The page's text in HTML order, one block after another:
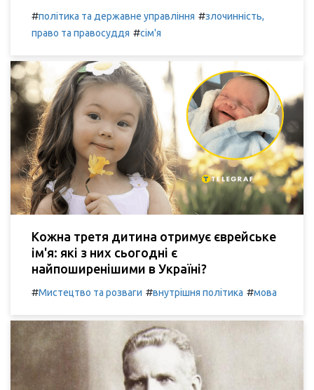
#політика та державне управління #злочинність,
право та правосуддя #сім'я
Кожна третя дитина отримує єврейське
ім'я: які з них сьогодні є
найпоширенішими в Україні?
#Мистецтво та розваги #внутрішня політика #мова